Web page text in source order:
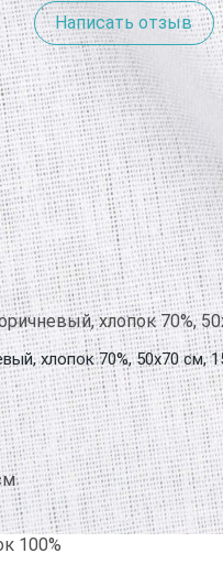
Написать отзыв
хлопок 70%, 50х70 см,